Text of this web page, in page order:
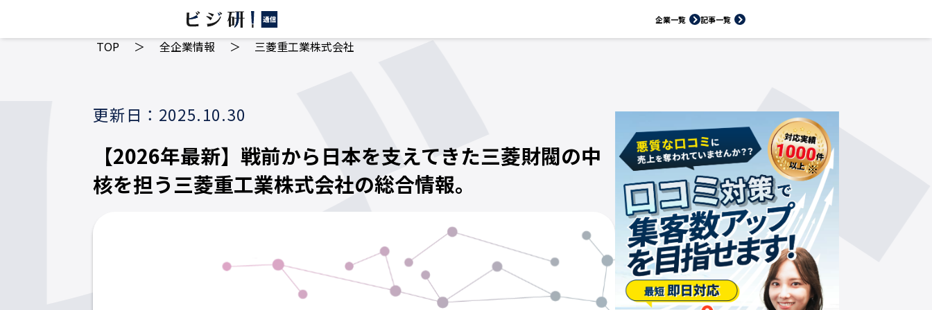
企業一覧 記事一覧
TOP ＞ 全企業情報 ＞ 三菱重工業株式会社
更新日：2025.10.30
【2026年最新】戦前から日本を支えてきた三菱財閥の中
核を担う三菱重工業株式会社の総合情報。
※